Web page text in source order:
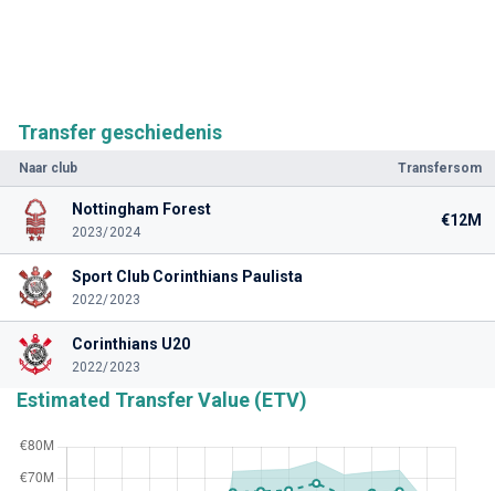
Transfer geschiedenis
Naar club Transfersom
Nottingham Forest
2023/2024
€12M
Sport Club Corinthians Paulista
2022/2023
Corinthians U20
2022/2023
Estimated Transfer Value (ETV)